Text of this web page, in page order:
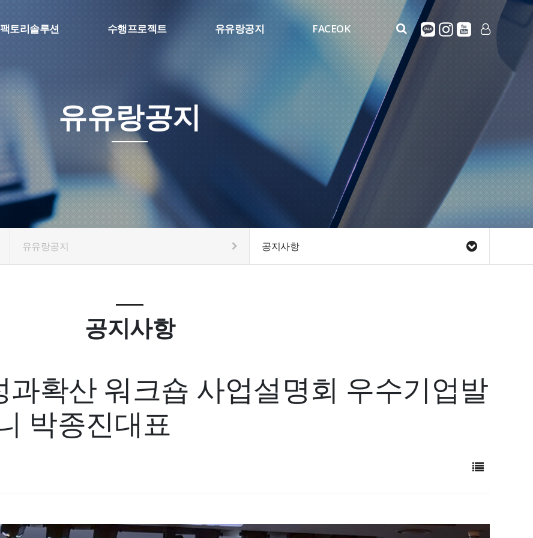
토리솔루션
수집, 머신비전
류자동화
수행프로젝트 유유랑공지 FACEOK
FACEOK_MOVIE
유유랑공지
유유랑공지 공지사항
공지사항
확산 워크숍 사업설명회 우수기업발
박종진대표